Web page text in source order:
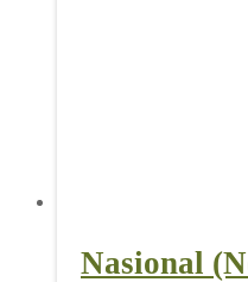
Nasional